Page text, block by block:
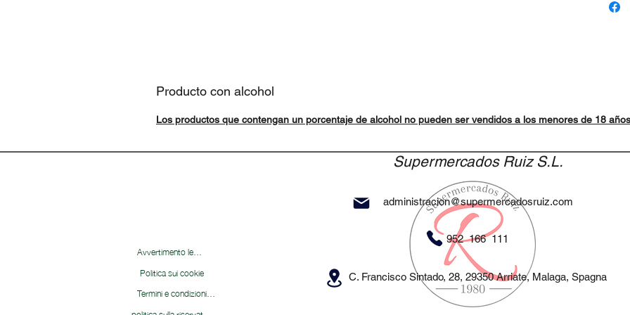
Producto con alcohol
Los productos que contengan un porcentaje de alcohol no pueden ser vendidos a los menores de 18
Supermercados Ruiz S.L.
Avvertimento legale
Politica sui cookie
Termini e condizioni&nbsp;
administracion@supermercadosruiz.com
952 166 111
C. Francisco Sintado, 28, 29350 Arriate, Malaga, Spagna